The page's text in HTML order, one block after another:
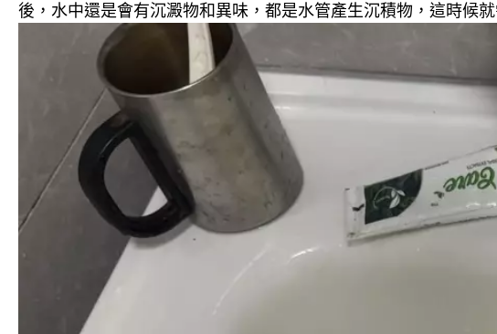
後，水中還是會有沉澱物和異味，都是水管產生沉積物，這時候